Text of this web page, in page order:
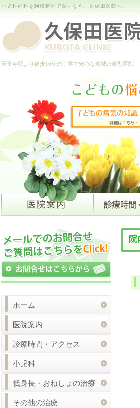
小児科内科を阿倍野区で探すなら、久保田医院へ。
天王寺駅より徒歩10分の丁寧で安心な地域密着型医院
院
ホーム
医院案内
診療時間・アクセス
小児科
低身長・おねしょの治療
その他の治療